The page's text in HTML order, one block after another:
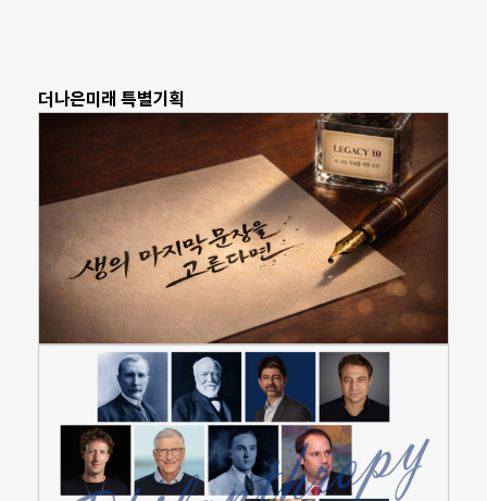
더나은미래 특별기획